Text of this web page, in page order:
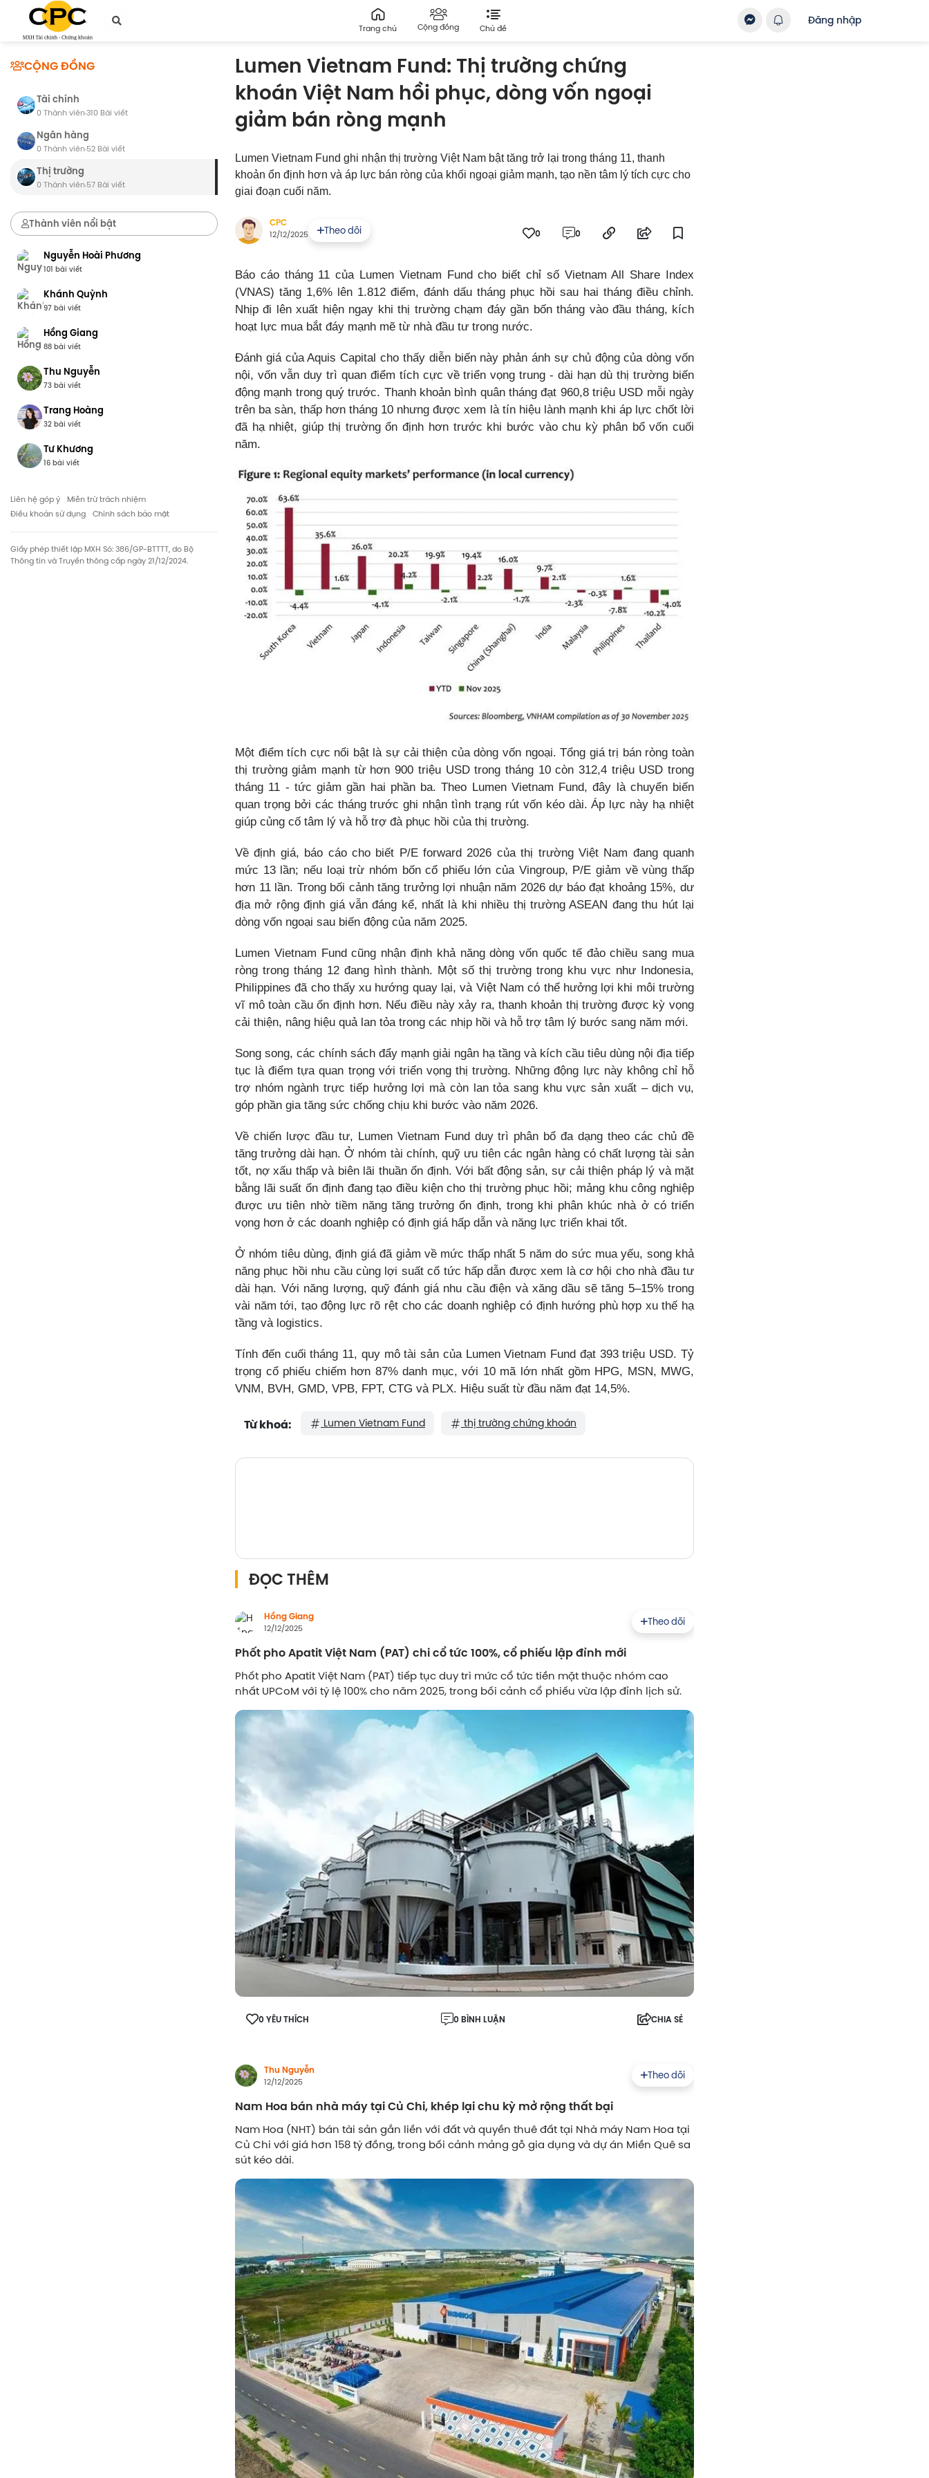
Trang chủ Cộng đồng Chủ đề
Đăng nhập
CỘNG ĐỒNG
Tài chính
0 Thành viên·310 Bài viết
Ngân hàng
0 Thành viên·52 Bài viết
Thị trường
0 Thành viên·57 Bài viết
Thành viên nổi bật
Nguyễn Hoài Phương
101 bài viết
Khánh Quỳnh
97 bài viết
Hồng Giang
88 bài viết
Thu Nguyễn
73 bài viết
Trang Hoàng
32 bài viết
Tư Khương
16 bài viết
Liên hệ góp ý
Miễn trừ trách nhiệm
Điều khoản sử dụng
Chính sách bảo mật
Giấy phép thiết lập MXH Só: 386/GP-BTTTT, do Bộ
Thông tin và Truyền thông cấp ngày 21/12/2024.
Lumen Vietnam Fund: Thị trường chứng
khoán Việt Nam hồi phục, dòng vốn ngoại
giảm bán ròng mạnh
Lumen Vietnam Fund ghi nhận thị trường Việt Nam bật tăng trở lại trong tháng 11, thanh
khoản ổn định hơn và áp lực bán ròng của khối ngoại giảm mạnh, tạo nền tâm lý tích cực cho
giai đoạn cuối năm.
CPC
12/12/2025 Theo dõi 0 0
Báo cáo tháng 11 của Lumen Vietnam Fund cho biết chỉ số Vietnam All Share Index
(VNAS) tăng 1,6% lên 1.812 điểm, đánh dấu tháng phục hồi sau hai tháng điều chỉnh.
Nhịp đi lên xuất hiện ngay khi thị trường chạm đáy gần bốn tháng vào đầu tháng, kích
hoạt lực mua bắt đáy mạnh mẽ từ nhà đầu tư trong nước.
Đánh giá của Aquis Capital cho thấy diễn biến này phản ánh sự chủ động của dòng vốn
nội, vốn vẫn duy trì quan điểm tích cực về triển vọng trung - dài hạn dù thị trường biến
động mạnh trong quý trước. Thanh khoản bình quân tháng đạt 960,8 triệu USD mỗi ngày
trên ba sàn, thấp hơn tháng 10 nhưng được xem là tín hiệu lành mạnh khi áp lực chốt lời
đã hạ nhiệt, giúp thị trường ổn định hơn trước khi bước vào chu kỳ phân bổ vốn cuối
năm.
Một điểm tích cực nổi bật là sự cải thiện của dòng vốn ngoại. Tổng giá trị bán ròng toàn
thị trường giảm mạnh từ hơn 900 triệu USD trong tháng 10 còn 312,4 triệu USD trong
tháng 11 - tức giảm gần hai phần ba. Theo Lumen Vietnam Fund, đây là chuyển biến
quan trọng bởi các tháng trước ghi nhận tình trạng rút vốn kéo dài. Áp lực này hạ nhiệt
giúp củng cố tâm lý và hỗ trợ đà phục hồi của thị trường.
Về định giá, báo cáo cho biết P/E forward 2026 của thị trường Việt Nam đang quanh
mức 13 lần; nếu loại trừ nhóm bốn cổ phiếu lớn của Vingroup, P/E giảm về vùng thấp
hơn 11 lần. Trong bối cảnh tăng trưởng lợi nhuận năm 2026 dự báo đạt khoảng 15%, dư
địa mở rộng định giá vẫn đáng kể, nhất là khi nhiều thị trường ASEAN đang thu hút lại
dòng vốn ngoại sau biến động của năm 2025.
Lumen Vietnam Fund cũng nhận định khả năng dòng vốn quốc tế đảo chiều sang mua
ròng trong tháng 12 đang hình thành. Một số thị trường trong khu vực như Indonesia,
Philippines đã cho thấy xu hướng quay lại, và Việt Nam có thể hưởng lợi khi môi trường
vĩ mô toàn cầu ổn định hơn. Nếu điều này xảy ra, thanh khoản thị trường được kỳ vọng
cải thiện, nâng hiệu quả lan tỏa trong các nhịp hồi và hỗ trợ tâm lý bước sang năm mới.
Song song, các chính sách đẩy mạnh giải ngân hạ tầng và kích cầu tiêu dùng nội địa tiếp
tục là điểm tựa quan trọng với triển vọng thị trường. Những động lực này không chỉ hỗ
trợ nhóm ngành trực tiếp hưởng lợi mà còn lan tỏa sang khu vực sản xuất – dịch vụ,
góp phần gia tăng sức chống chịu khi bước vào năm 2026.
Về chiến lược đầu tư, Lumen Vietnam Fund duy trì phân bổ đa dạng theo các chủ đề
tăng trưởng dài hạn. Ở nhóm tài chính, quỹ ưu tiên các ngân hàng có chất lượng tài sản
tốt, nợ xấu thấp và biên lãi thuần ổn định. Với bất động sản, sự cải thiện pháp lý và mặt
bằng lãi suất ổn định đang tạo điều kiện cho thị trường phục hồi; mảng khu công nghiệp
được ưu tiên nhờ tiềm năng tăng trưởng ổn định, trong khi phân khúc nhà ở có triển
vọng hơn ở các doanh nghiệp có định giá hấp dẫn và năng lực triển khai tốt.
Ở nhóm tiêu dùng, định giá đã giảm về mức thấp nhất 5 năm do sức mua yếu, song khả
năng phục hồi nhu cầu cùng lợi suất cổ tức hấp dẫn được xem là cơ hội cho nhà đầu tư
dài hạn. Với năng lượng, quỹ đánh giá nhu cầu điện và xăng dầu sẽ tăng 5–15% trong
vài năm tới, tạo động lực rõ rệt cho các doanh nghiệp có định hướng phù hợp xu thế hạ
tầng và logistics.
Tính đến cuối tháng 11, quy mô tài sản của Lumen Vietnam Fund đạt 393 triệu USD. Tỷ
trọng cổ phiếu chiếm hơn 87% danh mục, với 10 mã lớn nhất gồm HPG, MSN, MWG,
VNM, BVH, GMD, VPB, FPT, CTG và PLX. Hiệu suất từ đầu năm đạt 14,5%.
Từ khoá: Lumen Vietnam Fund thị trường chứng khoán
ĐỌC THÊM
Hồng Giang
12/12/2025
Theo dõi
Phốt pho Apatit Việt Nam (PAT) chi cổ tức 100%, cổ phiếu lập đỉnh mới
Phốt pho Apatit Việt Nam (PAT) tiếp tục duy trì mức cổ tức tiền mặt thuộc nhóm cao
nhất UPCoM với tỷ lệ 100% cho năm 2025, trong bối cảnh cổ phiếu vừa lập đỉnh lịch sử.
0 YÊU THÍCH 0 BÌNH LUẬN CHIA SẺ
Thu Nguyễn
12/12/2025
Theo dõi
Nam Hoa bán nhà máy tại Củ Chi, khép lại chu kỳ mở rộng thất bại
Nam Hoa (NHT) bán tài sản gắn liền với đất và quyền thuê đất tại Nhà máy Nam Hoa tại
Củ Chi với giá hơn 158 tỷ đồng, trong bối cảnh mảng gỗ gia dụng và dự án Miền Quê sa
sút kéo dài.